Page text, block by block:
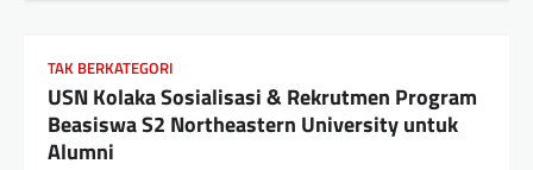
TAK BERKATEGORI
USN Kolaka Sosialisasi & Rekrutmen Program
Beasiswa S2 Northeastern University untuk
Alumni